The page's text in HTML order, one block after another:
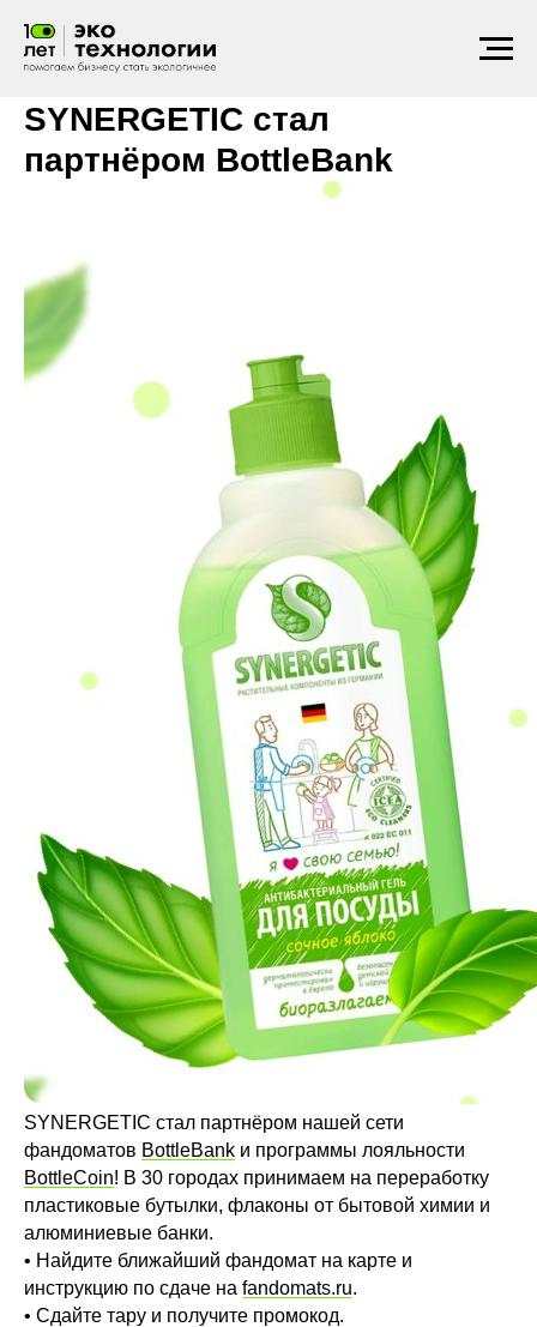
SYNERGETIC стал
партнёром BottleBank
SYNERGETIC стал партнëром нашей сети
фандоматов BottleBank и программы лояльности
BottleCoin! В 30 городах принимаем на переработку
пластиковые бутылки, флаконы от бытовой химии и
алюминиевые банки.
• Найдите ближайший фандомат на карте и
инструкцию по сдаче на fandomats.ru.
• Сдайте тару и получите промокод.